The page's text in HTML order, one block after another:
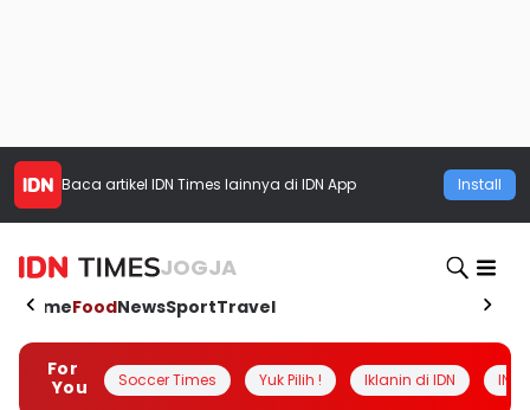
Baca artikel IDN Times lainnya di IDN App Install
JOGJA
HomeFoodNewsSportTravel
For
You
Soccer Times Yuk Pilih ! Iklanin di IDN